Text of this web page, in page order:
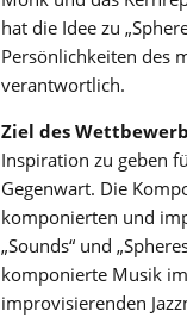
hat die Idee zu
Persönlichkeiten des
verantwortlich.
Ziel des
Inspiration zu geben
Gegenwart. Die
komponierten und
„Sounds“ und
komponierte Musik
improvisierenden